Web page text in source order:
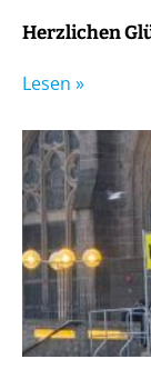
Herzlichen
Lesen »